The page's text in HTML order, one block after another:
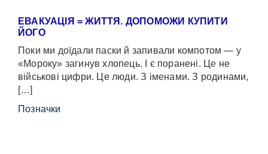
ЕВАКУАЦІЯ = ЖИТТЯ. ДОПОМОЖИ КУПИТИ
ЙОГО
Поки ми доїдали паски й запивали компотом — у
«Мороку» загинув хлопець. І є поранені. Це не
військові цифри. Це люди. З іменами. З родинами,
[…]
Позначки